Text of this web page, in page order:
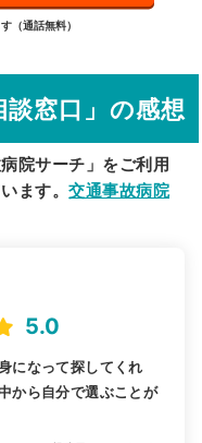
む
院名から探す
（通話無料）
談窓口」の感想
院サーチ」をご利用
ます。交通事故病院
5.0
になって探してくれ
から自分で選ぶことが